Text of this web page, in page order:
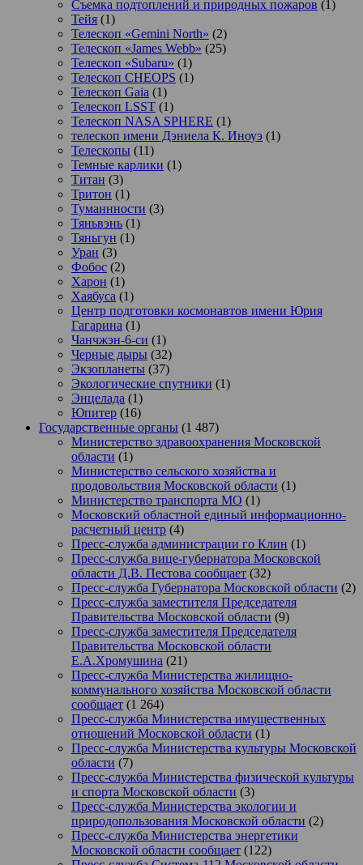
Съемка подтоплений и природных пожаров (1)
Тейя (1)
Телескоп «Gemini North» (2)
Телескоп «James Webb» (25)
Телескоп «Subaru» (1)
Телескоп CHEOPS (1)
Телескоп Gaia (1)
Телескоп LSST (1)
Телескоп NASA SPHERE (1)
телескоп имени Дэниела К. Иноуэ (1)
Телескопы (11)
Темные карлики (1)
Титан (3)
Тритон (1)
Туманнности (3)
Тяньвэнь (1)
Тяньгун (1)
Уран (3)
Фобос (2)
Харон (1)
Хаябуса (1)
Центр подготовки космонавтов имени Юрия
Гагарина (1)
Чанчжэн-6-си (1)
Черные дыры (32)
Экзопланеты (37)
Экологические спутники (1)
Энцелада (1)
Юпитер (16)
Государственные органы (1 487)
Министерство здравоохранения Московской
области (1)
Министерство сельского хозяйства и
продовольствия Московской области (1)
Министерство транспорта МО (1)
Московский областной единый информационно-
расчетный центр (4)
Пресс-служба администрации го Клин (1)
Пресс-служба вице-губернатора Московской
области Д.В. Пестова сообщает (32)
Пресс-служба Губернатора Московской области (2)
Пресс-служба заместителя Председателя
Правительства Московской области (9)
Пресс-служба заместителя Председателя
Правительства Московской области
Е.А.Хромушина (21)
Пресс-служба Министерства жилищно-
коммунального хозяйства Московской области
сообщает (1 264)
Пресс-служба Министерства имущественных
отношений Московской области (1)
Пресс-служба Министерства культуры Московской
области (7)
Пресс-служба Министерства физической культуры
и спорта Московской области (3)
Пресс-служба Министерства экологии и
природопользования Московской области (2)
Пресс-служба Министерства энергетики
Московской области сообщает (122)